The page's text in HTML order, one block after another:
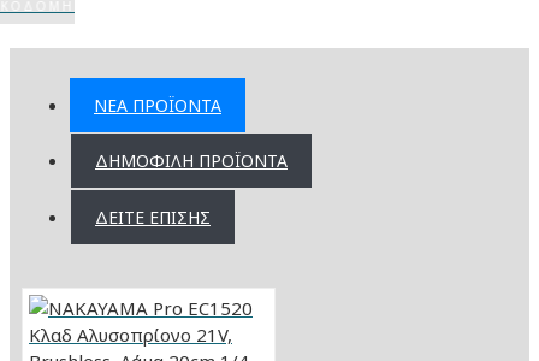
ΝΈΑ ΠΡΟΪΌΝΤΑ
ΔΗΜΟΦΙΛΉ ΠΡΟΪΌΝΤΑ
ΔΕΊΤΕ ΕΠΊΣΗΣ